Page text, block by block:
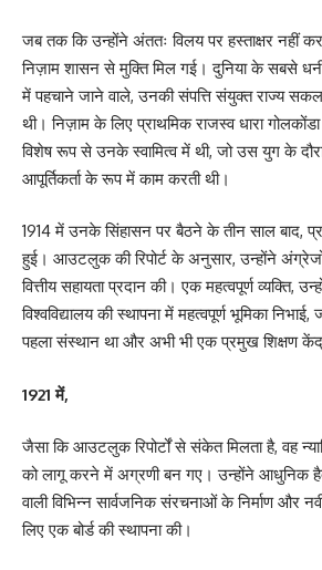
जब तक कि उन्होंने अंततः विलय पर हस्ताक्षर नहीं
निज़ाम शासन से मुक्ति मिल गई। दुनिया के सबसे
में पहचाने जाने वाले, उनकी संपत्ति संयुक्त राज्य
थी। निज़ाम के लिए प्राथमिक राजस्व धारा
विशेष रूप से उनके स्वामित्व में थी, जो उस युग के
आपूर्तिकर्ता के रूप में काम करती थी।
1914 में उनके सिंहासन पर बैठने के तीन साल बाद,
हुई। आउटलुक की रिपोर्ट के अनुसार, उन्होंने
वित्तीय सहायता प्रदान की। एक महत्वपूर्ण व्यक्ति,
विश्वविद्यालय की स्थापना में महत्वपूर्ण भूमिका
पहला संस्थान था और अभी भी एक प्रमुख शिक्षण
1921 में,
जैसा कि आउटलुक रिपोर्टों से संकेत मिलता है, वह
को लागू करने में अग्रणी बन गए। उन्होंने आधुनिक
वाली विभिन्न सार्वजनिक संरचनाओं के निर्माण और
लिए एक बोर्ड की स्थापना की।